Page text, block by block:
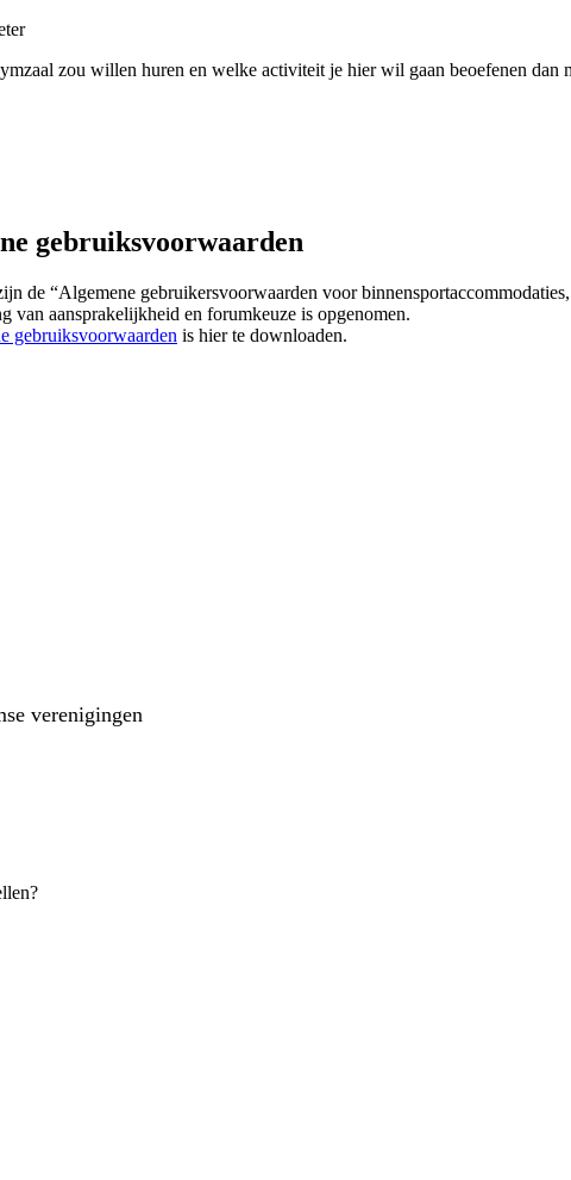
zou willen huren en welke activiteit je hier wil gaan beoefenen dan
gebruiksvoorwaarden
de “Algemene gebruikersvoorwaarden voor
van aansprakelijkheid en forumkeuze is opgenomen.
gebruiksvoorwaarden is hier te downloaden.
verenigingen